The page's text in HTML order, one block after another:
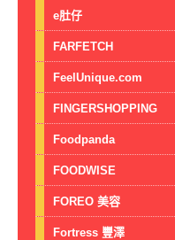
e肚仔
FARFETCH
FeelUnique.com
FINGERSHOPPING
Foodpanda
FOODWISE
FOREO 美容
Fortress 豐澤